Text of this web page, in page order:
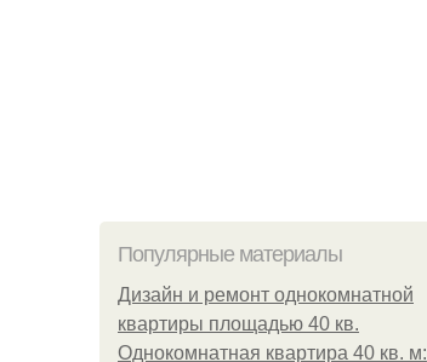
Популярные материалы
Дизайн и ремонт однокомнатной
квартиры площадью 40 кв.
Однокомнатная квартира 40 кв. м: